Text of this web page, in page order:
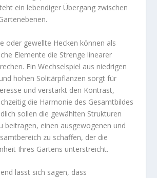
ein lebendiger Übergang zwischen
oder gewellte Hecken können als
Elemente die Strenge linearer
Ein Wechselspiel aus niedrigen
hohen Solitärpflanzen sorgt für
und verstärkt den Kontrast,
die Harmonie des Gesamtbildes
sollen die gewählten Strukturen
beitragen, einen ausgewogenen und
zu schaffen, der die
Ihres Gartens unterstreicht.
lässt sich sagen, dass